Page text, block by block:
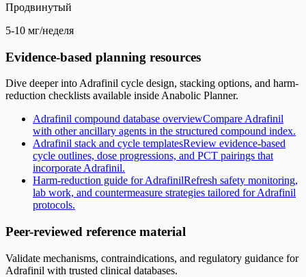
Продвинутый
5-10 мг/неделя
Evidence-based planning resources
Dive deeper into Adrafinil cycle design, stacking options, and harm-
reduction checklists available inside Anabolic Planner.
Adrafinil compound database overviewCompare Adrafinil
with other ancillary agents in the structured compound index.
Adrafinil stack and cycle templatesReview evidence-based
cycle outlines, dose progressions, and PCT pairings that
incorporate Adrafinil.
Harm-reduction guide for AdrafinilRefresh safety monitoring,
lab work, and countermeasure strategies tailored for Adrafinil
protocols.
Peer-reviewed reference material
Validate mechanisms, contraindications, and regulatory guidance for
Adrafinil with trusted clinical databases.